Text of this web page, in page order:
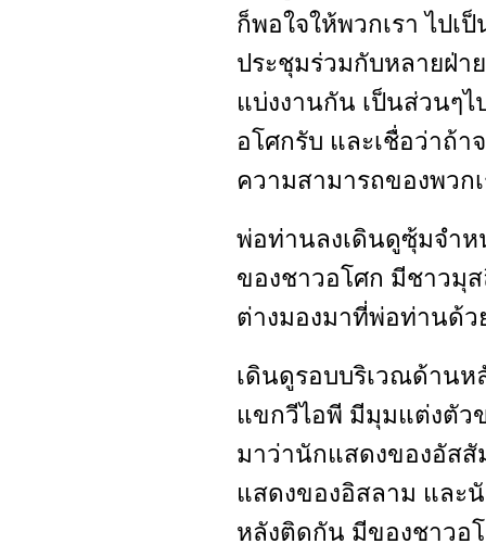
ก็พอใจให้พวกเรา ไปเ
ประชุมร่วมกับหลายฝ่า
แบ่งงานกัน เป็นส่วนๆ
อโศกรับ และเชื่อว่าถ้า
ความสามารถของพวก
พ่อท่านลงเดินดูซุ้มจำห
ของชาวอโศก มีชาวมุ
ต่างมองมาที่พ่อท่านด้ว
เดินดูรอบบริเวณด้านห
แขกวีไอพี มีมุมแต่งตัว
มาว่านักแสดงของอัส
แสดงของอิสลาม และ
หลังติดกัน มีของชาวอ